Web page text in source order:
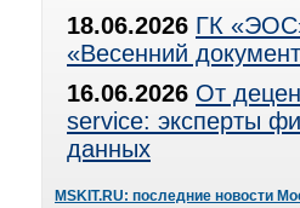
18.06.2026 ГК
«Весенний
16.06.2026 От
service: эксперты
данных
MSKIT.RU: последние новости